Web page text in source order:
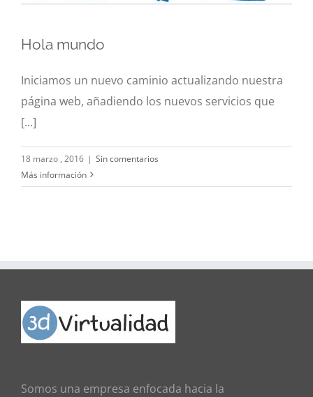
Hola mundo
Hola mundo
Iniciamos un nuevo caminio actualizando nuestra
página web, añadiendo los nuevos servicios que
[...]
18 marzo , 2016 | Sin comentarios
Más información
Somos una empresa enfocada hacia la